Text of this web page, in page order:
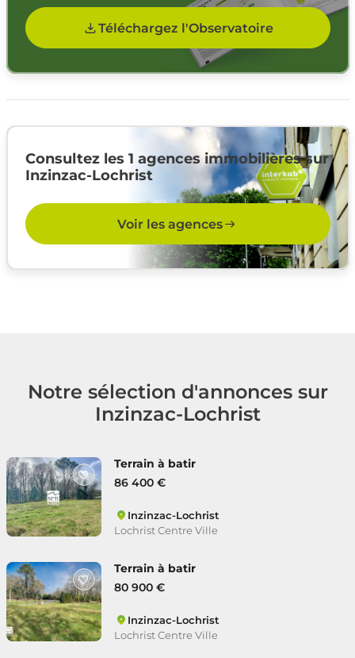
Téléchargez l'Observatoire
Consultez les 1 agences immobilières sur
Inzinzac-Lochrist
Voir les agences
Notre sélection d'annonces sur
Inzinzac-Lochrist
Terrain à batir
86 400 €
Inzinzac-Lochrist
Lochrist Centre Ville
Terrain à batir
80 900 €
Inzinzac-Lochrist
Lochrist Centre Ville